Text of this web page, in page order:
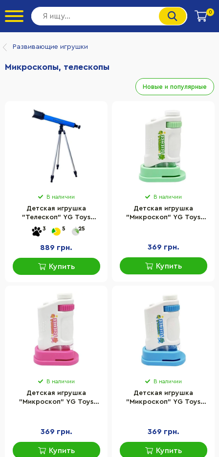
0
Развивающие игрушки
Микроскопы, телескопы
Новые и популярные
В наличии
Детская игрушка
"Телескоп" YG Toys
6609A(Blue) голубой,
штатив 57 см
3 5 25
889 грн.
Купить
В наличии
Детская игрушка
"Микроскоп" YG Toys
369 грн.
Купить
В наличии
Детская игрушка
"Микроскоп" YG Toys
369 грн.
Купить
В наличии
Детская игрушка
"Микроскоп" YG Toys
369 грн.
Купить